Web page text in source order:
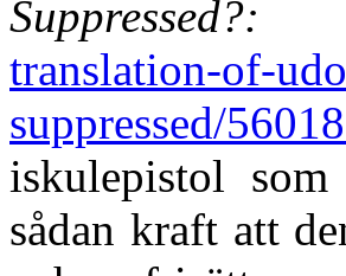
translation-of-
suppressed/
iskulepistol
sådan kraft att